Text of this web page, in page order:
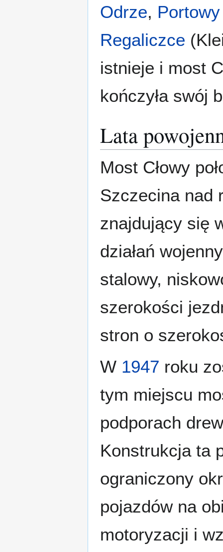
Odrze, Portowy
Regaliczce
istnieje i most
kończyła swój
Lata
Most Cłowy
Szczecina nad
znajdujący się
działań
stalowy,
szerokości
stron o
W 1947 roku
tym miejscu
podporach
Konstrukcja ta
ograniczony
pojazdów na
motoryzacji i